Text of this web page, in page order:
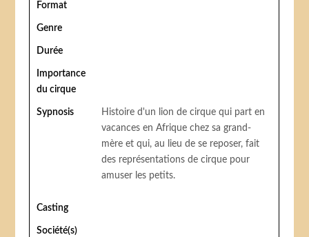
Format
Genre
Durée
Importance
du cirque
Sypnosis
Histoire d'un lion de cirque qui part en
vacances en Afrique chez sa grand-
mère et qui, au lieu de se reposer, fait
des représentations de cirque pour
amuser les petits.
Casting
Société(s)